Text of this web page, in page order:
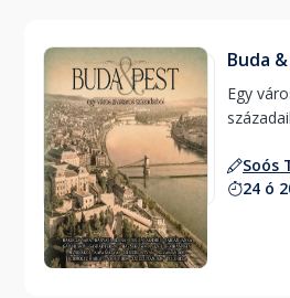
Buda
Egy
Soós
24 ó